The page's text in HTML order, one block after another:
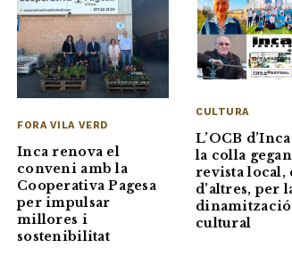
FORA VILA VERD
Inca renova el
conveni amb la
Cooperativa Pagesa
per impulsar
millores i
sostenibilitat
CULTURA
L’OCB
la colla
revista local,
d’altres, per
dinamització
cultural